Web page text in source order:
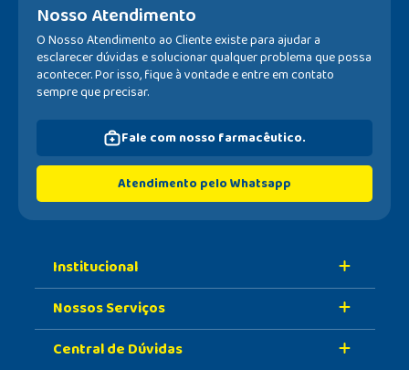
Nosso Atendimento
O Nosso Atendimento ao Cliente existe para ajudar a
esclarecer dúvidas e solucionar qualquer problema que possa
acontecer. Por isso, fique à vontade e entre em contato
sempre que precisar.
Fale com nosso farmacêutico.
Atendimento pelo Whatsapp
Institucional
Sobre A Nossa Drogaria
Nossa História
Nossos Serviços
Retire Na Loja
Central de Dúvidas